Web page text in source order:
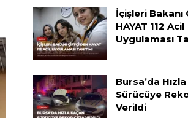
İçişleri Bakanı
HAYAT 112 Acil
Uygulaması
Bursa’da
Sürücüye
Verildi